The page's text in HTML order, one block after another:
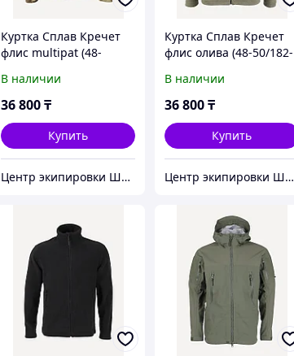
Куртка Сплав Кречет
флис multipat (48-
В наличии
36 800₸
Купить
Центр экипировки Штурм
Куртка Сплав Кречет
флис олива (48-50/182-
В наличии
36 800₸
Купить
Центр экипировки Штурм